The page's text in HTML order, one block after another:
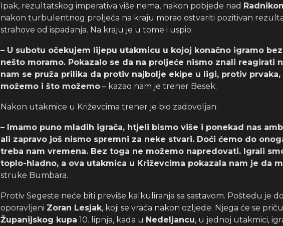
Ipak, rezultatskog imperativa više nema, nakon pobjede nad
nakon turbulentnog proljeća na kraju morao ostvariti pozitivan
strahove od ispadanja. Na kraju je u tome i uspio.
– U subotu očekujem lijepu utakmicu u kojoj konačno igramo
nešto moramo. Pokazalo se da na proljeće nismo znali reagirati
nam se pruža prilika da protiv najbolje ekipe u ligi, protiv
možemo i što možemo– kazao nam je trener Besek.
Nakon utakmice u Križevcima trener je bio zadovoljan.
– Imamo puno mladih igrača, htjeli bismo više i ponekad nas
ali zapravo još nismo spremni za neke stvari. Doći ćemo do
treba nam vremena. Bez toga ne možemo napredovati. Igrali
toplo-hladno, a ova utakmica u Križevcima pokazala nam je da
struke Bumbara.
Protiv Segeste neće biti previše kalkuliranja sa sastavom. Poštedu je
oporavljeni Zoran Lesjak, koji se vraća nakon ozljede. Njega će se
Županijskog kupa 10. lipnja, kada u Nedeljancu, u jednoj utakmici,